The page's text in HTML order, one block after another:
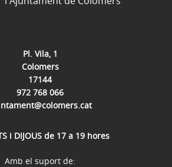
Pl. Vila, 1
Colomers
17144
972 768 066
i DIJOUS de 17 a 19 hores
Amb el suport de: